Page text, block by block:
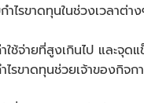
ำไรขาดทุนในช่วงเวลาต่า
ใช้จ่ายที่สูงเกินไป และจุด
ไรขาดทุนช่วยเจ้าของกิจ